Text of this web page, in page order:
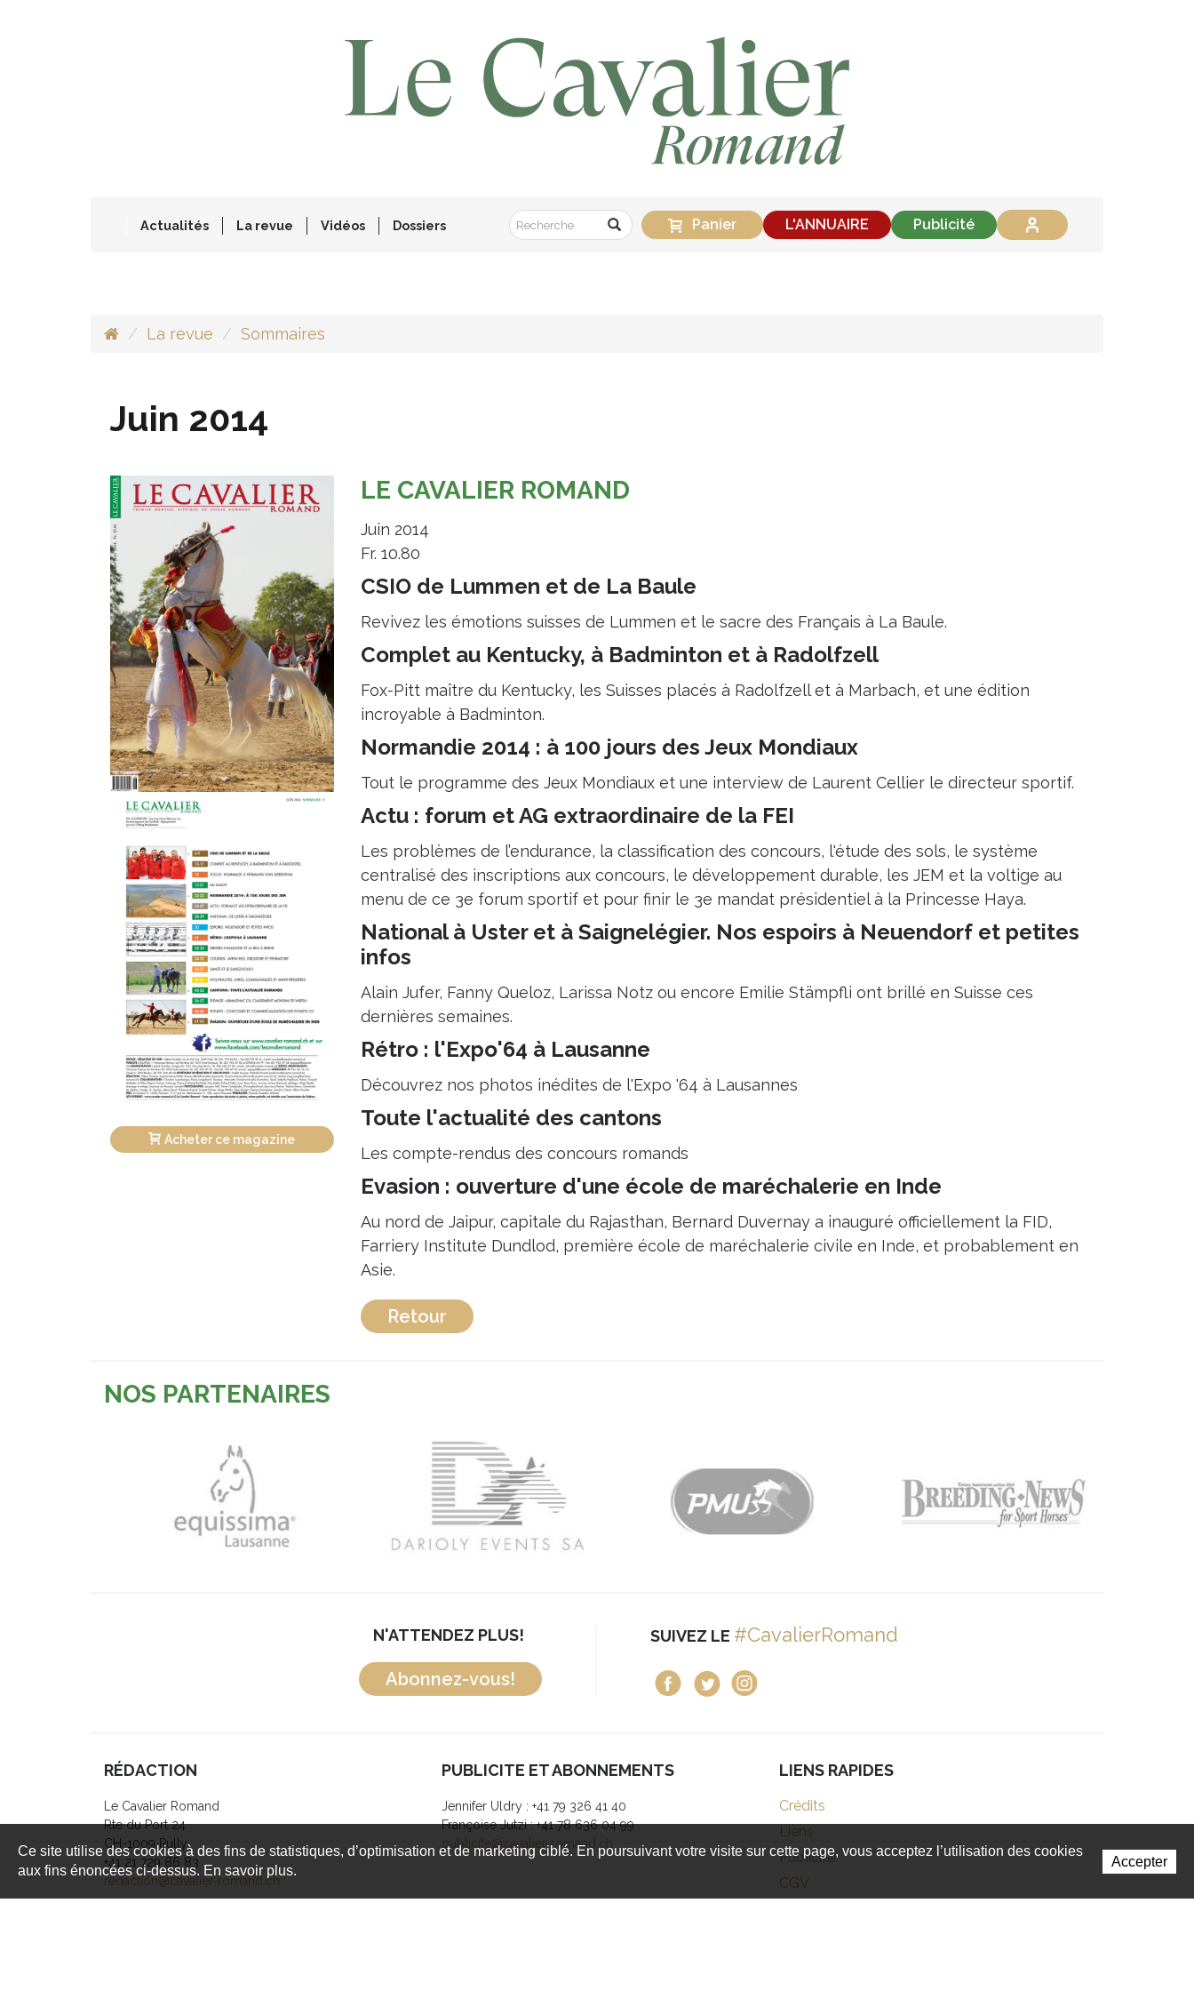
Actualités La revue Vidéos Dossiers Panier L'ANNUAIRE Publicité
La revue Sommaires
Juin 2014
Acheter ce magazine
LE CAVALIER ROMAND
Juin 2014
Fr. 10.80
CSIO de Lummen et de La Baule
Revivez les émotions suisses de Lummen et le sacre des Français à La Baule.
Complet au Kentucky, à Badminton et à Radolfzell
Fox-Pitt maître du Kentucky, les Suisses placés à Radolfzell et à Marbach, et une édition
incroyable à Badminton.
Normandie 2014 : à 100 jours des Jeux Mondiaux
Tout le programme des Jeux Mondiaux et une interview de Laurent Cellier le directeur sportif.
Actu : forum et AG extraordinaire de la FEI
Les problèmes de l’endurance, la classification des concours, l'étude des sols, le système
centralisé des inscriptions aux concours, le développement durable, les JEM et la voltige au
menu de ce 3e forum sportif et pour finir le 3e mandat présidentiel à la Princesse Haya.
National à Uster et à Saignelégier. Nos espoirs à Neuendorf et petites
infos
Alain Jufer, Fanny Queloz, Larissa Notz ou encore Emilie Stämpfli ont brillé en Suisse ces
dernières semaines.
Rétro : l'Expo'64 à Lausanne
Découvrez nos photos inédites de l'Expo '64 à Lausannes
Toute l'actualité des cantons
Les compte-rendus des concours romands
Evasion : ouverture d'une école de maréchalerie en Inde
Au nord de Jaipur, capitale du Rajasthan, Bernard Duvernay a inauguré officiellement la FID,
Farriery Institute Dundlod, première école de maréchalerie civile en Inde, et probablement en
Asie.
Retour
NOS PARTENAIRES
N'ATTENDEZ PLUS!
Abonnez-vous!
SUIVEZ LE #CavalierRomand
RÉDACTION
Le Cavalier Romand
Rte du Port 24
CH-1009 Pully
+41 21 729 86 83
redaction@cavalier-romand.ch
PUBLICITE ET ABONNEMENTS
Jennifer Uldry : +41 79 326 41 40
Françoise Jutzi : +41 78 636 04 99
publicite@cavalier-romand.ch
LIENS RAPIDES
Crédits
Liens
Publicité
CGV
Ce site utilise des cookies à des fins de statistiques, d’optimisation et de marketing ciblé. En poursuivant votre visite sur cette page, vous acceptez l’utilisation des cookies
aux fins énoncées ci-dessus. En savoir plus.
Accepter